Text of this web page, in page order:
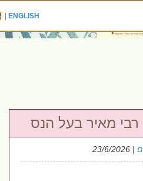
ENGLISH
|
מאיר בעל הנס
| 23/